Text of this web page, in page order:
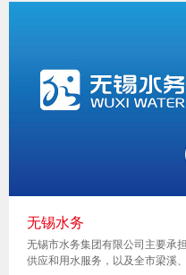
无锡水务
无锡市水务集团有限公司主要承
供应和用水服务，以及全市梁溪